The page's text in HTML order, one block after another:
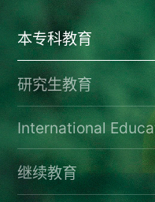
本专科教育
研究生教育
International
继续教育